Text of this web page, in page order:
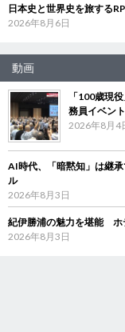
日本史と世界史を旅する
2026年8月6日
動画
「100歳現
務員イベン
2026年8月4
AI時代、「暗黙知」は継
ル
2026年8月3日
紀伊勝浦の魅力を堪能 ホ
2026年8月3日